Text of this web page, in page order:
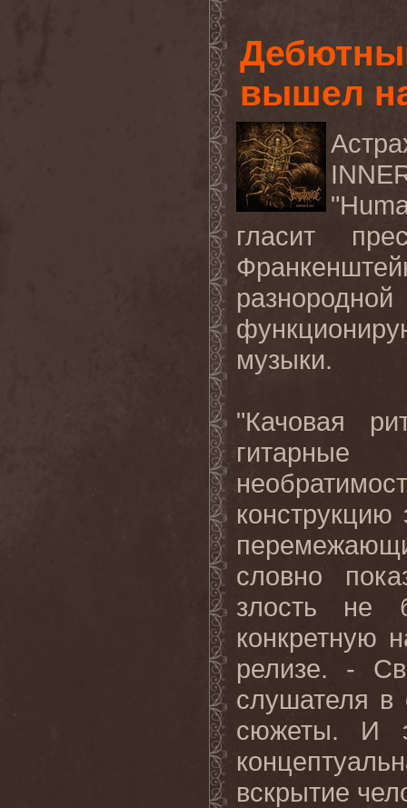
вышел
гласит
музыки.
"Качовая
конструкцию
словно
злость не
конкретную
релизе. -
слушателя в
сюжеты. И
вскрытие